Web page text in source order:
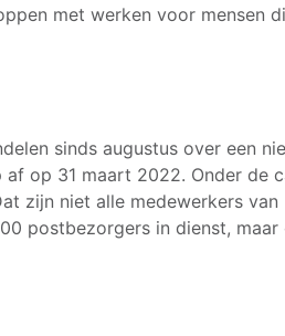
met werken voor mensen
sinds augustus over een
op 31 maart 2022. Onder de
zijn niet alle medewerkers van
postbezorgers in dienst, maar